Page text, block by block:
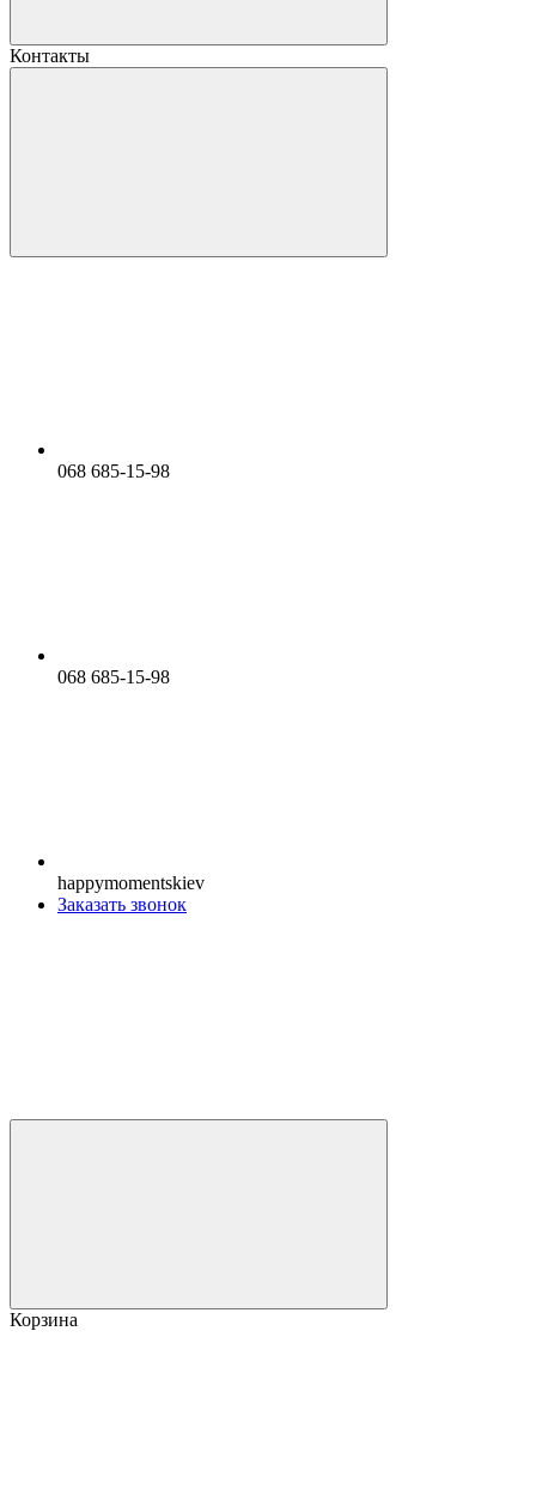
Контакты
068 685-15-98
068 685-15-98
happymomentskiev
Заказать звонок
Корзина